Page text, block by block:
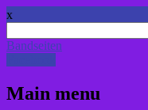
x
nach:
Bandseiten
Main menu